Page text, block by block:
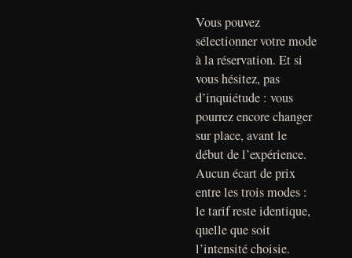
Vous pouvez
sélectionner votre mode
à la réservation. Et si
vous hésitez, pas
d’inquiétude : vous
pourrez encore changer
sur place, avant le
début de l’expérience.
Aucun écart de prix
entre les trois modes :
le tarif reste identique,
quelle que soit
l’intensité choisie.